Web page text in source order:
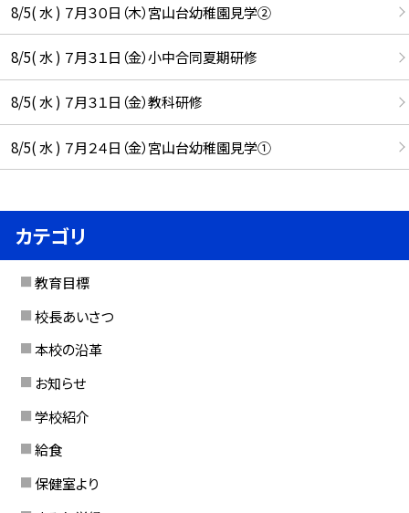
8/5( 水 ) ７月３０日（木）宮山台幼稚園見学②
8/5( 水 ) ７月３１日（金）小中合同夏期研修
8/5( 水 ) ７月３１日（金）教科研修
8/5( 水 ) ７月２４日（金）宮山台幼稚園見学①
カテゴリ
教育目標
校長あいさつ
本校の沿革
お知らせ
学校紹介
給食
保健室より